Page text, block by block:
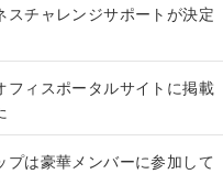
スチャレンジサポートが決定
フィスポータルサイトに掲載
プは豪華メンバーに参加して